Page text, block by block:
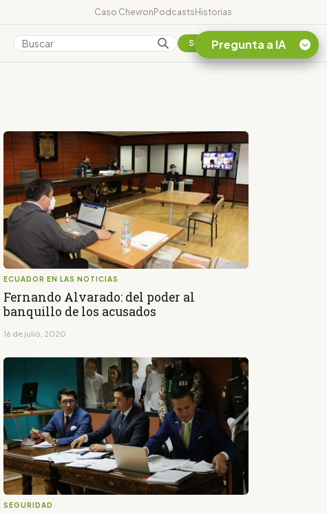
Caso ChevronPodcastsHistorias
Colombia Suscribirse
ECUADOR EN LAS NOTICIAS
Fernando Alvarado: del poder al
banquillo de los acusados
16 de julio, 2020
SEGURIDAD
Pregunta a IA
Listar destinos
turísticos de la
Amazonia Ecuatoriana
¿En que consiste la
tasa minera que rige en
Ecuador?